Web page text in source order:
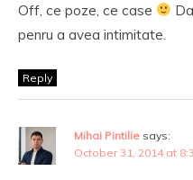
Off, ce poze, ce case
penru a avea intimitate.
Reply
Mihai Pintilie says:
October 31, 2014 at